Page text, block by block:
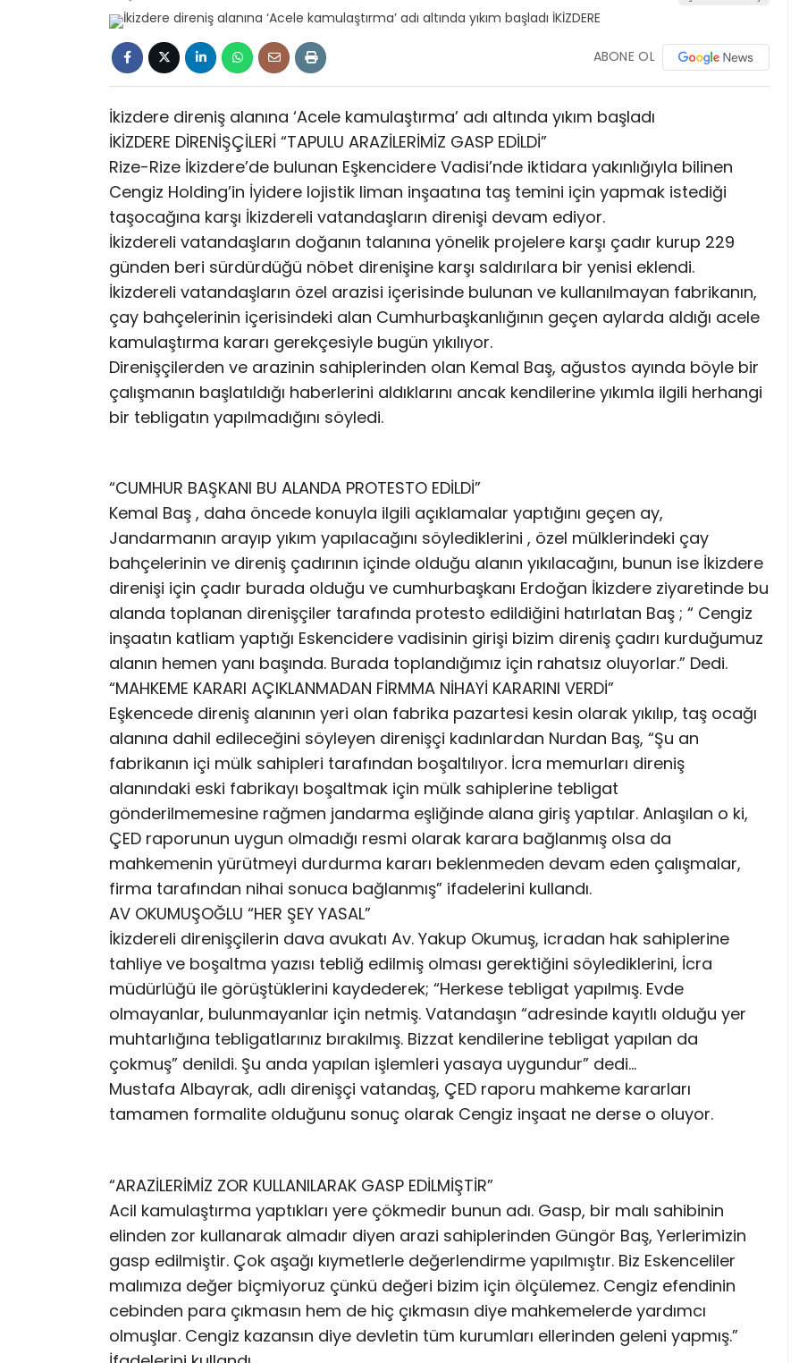
ABONE OL
İkizdere direniş alanına ‘Acele kamulaştırma’ adı altında yıkım başladı
İKİZDERE DİRENİŞÇİLERİ “TAPULU ARAZİLERİMİZ GASP EDİLDİ”
Rize-Rize İkizdere’de bulunan Eşkencidere Vadisi’nde iktidara yakınlığıyla bilinen
Cengiz Holding’in İyidere lojistik liman inşaatına taş temini için yapmak istediği
taşocağına karşı İkizdereli vatandaşların direnişi devam ediyor.
İkizdereli vatandaşların doğanın talanına yönelik projelere karşı çadır kurup 229
günden beri sürdürdüğü nöbet direnişine karşı saldırılara bir yenisi eklendi.
İkizdereli vatandaşların özel arazisi içerisinde bulunan ve kullanılmayan fabrikanın,
çay bahçelerinin içerisindeki alan Cumhurbaşkanlığının geçen aylarda aldığı acele
kamulaştırma kararı gerekçesiyle bugün yıkılıyor.
Direnişçilerden ve arazinin sahiplerinden olan Kemal Baş, ağustos ayında böyle bir
çalışmanın başlatıldığı haberlerini aldıklarını ancak kendilerine yıkımla ilgili herhangi
bir tebligatın yapılmadığını söyledi.
“CUMHUR BAŞKANI BU ALANDA PROTESTO EDİLDİ”
Kemal Baş , daha öncede konuyla ilgili açıklamalar yaptığını geçen ay,
Jandarmanın arayıp yıkım yapılacağını söylediklerini , özel mülklerindeki çay
bahçelerinin ve direniş çadırının içinde olduğu alanın yıkılacağını, bunun ise İkizdere
direnişi için çadır burada olduğu ve cumhurbaşkanı Erdoğan İkizdere ziyaretinde bu
alanda toplanan direnişçiler tarafında protesto edildiğini hatırlatan Baş ; “ Cengiz
inşaatın katliam yaptığı Eskencidere vadisinin girişi bizim direniş çadırı kurduğumuz
alanın hemen yanı başında. Burada toplandığımız için rahatsız oluyorlar.” Dedi.
“MAHKEME KARARI AÇIKLANMADAN FİRMMA NİHAYİ KARARINI VERDİ”
Eşkencede direniş alanının yeri olan fabrika pazartesi kesin olarak yıkılıp, taş ocağı
alanına dahil edileceğini söyleyen direnişçi kadınlardan Nurdan Baş, “Şu an
fabrikanın içi mülk sahipleri tarafından boşaltılıyor. İcra memurları direniş
alanındaki eski fabrikayı boşaltmak için mülk sahiplerine tebligat
gönderilmemesine rağmen jandarma eşliğinde alana giriş yaptılar. Anlaşılan o ki,
ÇED raporunun uygun olmadığı resmi olarak karara bağlanmış olsa da
mahkemenin yürütmeyi durdurma kararı beklenmeden devam eden çalışmalar,
firma tarafından nihai sonuca bağlanmış” ifadelerini kullandı.
AV OKUMUŞOĞLU “HER ŞEY YASAL”
İkizdereli direnişçilerin dava avukatı Av. Yakup Okumuş, icradan hak sahiplerine
tahliye ve boşaltma yazısı tebliğ edilmiş olması gerektiğini söylediklerini, İcra
müdürlüğü ile görüştüklerini kaydederek; “Herkese tebligat yapılmış. Evde
olmayanlar, bulunmayanlar için netmiş. Vatandaşın “adresinde kayıtlı olduğu yer
muhtarlığına tebligatlarınız bırakılmış. Bizzat kendilerine tebligat yapılan da
çokmuş” denildi. Şu anda yapılan işlemleri yasaya uygundur” dedi…
Mustafa Albayrak, adlı direnişçi vatandaş, ÇED raporu mahkeme kararları
tamamen formalite olduğunu sonuç olarak Cengiz inşaat ne derse o oluyor.
“ARAZİLERİMİZ ZOR KULLANILARAK GASP EDİLMİŞTİR”
Acil kamulaştırma yaptıkları yere çökmedir bunun adı. Gasp, bir malı sahibinin
elinden zor kullanarak almadır diyen arazi sahiplerinden Güngör Baş, Yerlerimizin
gasp edilmiştir. Çok aşağı kıymetlerle değerlendirme yapılmıştır. Biz Eskenceliler
malımıza değer biçmiyoruz çünkü değeri bizim için ölçülemez. Cengiz efendinin
cebinden para çıkmasın hem de hiç çıkmasın diye mahkemelerde yardımcı
olmuşlar. Cengiz kazansın diye devletin tüm kurumları ellerinden geleni yapmış.”